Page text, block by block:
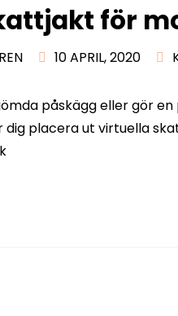
för
10 APRIL, 2020
påskägg eller gör
dig placera ut virtuella